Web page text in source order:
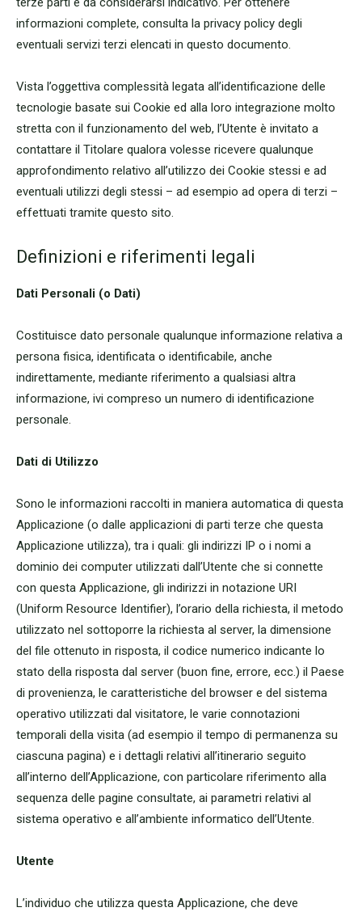
informazioni complete, consulta la privacy policy degli
eventuali servizi terzi elencati in questo documento.
Vista l’oggettiva complessità legata all’identificazione delle
tecnologie basate sui Cookie ed alla loro integrazione molto
stretta con il funzionamento del web, l’Utente è invitato a
contattare il Titolare qualora volesse ricevere qualunque
approfondimento relativo all’utilizzo dei Cookie stessi e ad
eventuali utilizzi degli stessi – ad esempio ad opera di terzi –
effettuati tramite questo sito.
Definizioni e riferimenti legali
Dati Personali (o Dati)
Costituisce dato personale qualunque informazione relativa a
persona fisica, identificata o identificabile, anche
indirettamente, mediante riferimento a qualsiasi altra
informazione, ivi compreso un numero di identificazione
personale.
Dati di Utilizzo
Sono le informazioni raccolti in maniera automatica di questa
Applicazione (o dalle applicazioni di parti terze che questa
Applicazione utilizza), tra i quali: gli indirizzi IP o i nomi a
dominio dei computer utilizzati dall’Utente che si connette
con questa Applicazione, gli indirizzi in notazione URI
(Uniform Resource Identifier), l’orario della richiesta, il metodo
utilizzato nel sottoporre la richiesta al server, la dimensione
del file ottenuto in risposta, il codice numerico indicante lo
stato della risposta dal server (buon fine, errore, ecc.) il Paese
di provenienza, le caratteristiche del browser e del sistema
operativo utilizzati dal visitatore, le varie connotazioni
temporali della visita (ad esempio il tempo di permanenza su
ciascuna pagina) e i dettagli relativi all’itinerario seguito
all’interno dell’Applicazione, con particolare riferimento alla
sequenza delle pagine consultate, ai parametri relativi al
sistema operativo e all’ambiente informatico dell’Utente.
Utente
L’individuo che utilizza questa Applicazione, che deve